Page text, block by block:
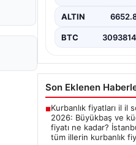
ALTIN
BTC 3093814
Son Eklenen
■Kurbanlık fiyatları il il
2026: Büyükbaş ve
fiyatı ne kadar?
tüm illerin kurbanlık